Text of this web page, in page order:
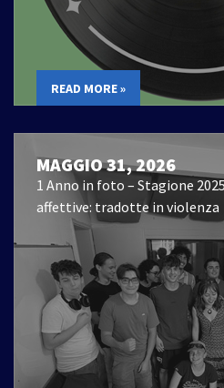
READ MORE »
MAGGIO 31, 2026
1 Anno in foto – Stagione
affettive: tradotte in violenza